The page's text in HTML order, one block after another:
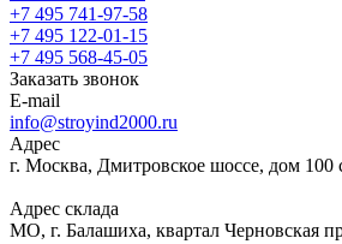
+7 495 741-97-58
+7 495 122-01-15
+7 495 568-45-05
Заказать звонок
E-mail
info@stroyind2000.ru
Адрес
г. Москва, Дмитровское шоссе, дом 100
Адрес склада
МО, г. Балашиха, квартал Черновская